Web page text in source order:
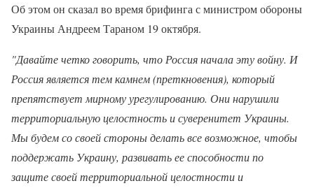
Об этом он сказал во время брифинга с министром обороны
Украины Андреем Тараном 19 октября.
"Давайте четко говорить, что Россия начала эту войну. И
Россия является тем камнем (преткновения), который
препятствует мирному урегулированию. Они нарушили
территориальную целостность и суверенитет Украины.
Мы будем со своей стороны делать все возможное, чтобы
поддержать Украину, развивать ее способности по
защите своей территориальной целостности и